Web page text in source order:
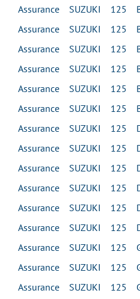
Assurance SUZUKI 125
Assurance SUZUKI 125
Assurance SUZUKI 125
Assurance SUZUKI 125
Assurance SUZUKI 125
Assurance SUZUKI 125
Assurance SUZUKI 125
Assurance SUZUKI 125
Assurance SUZUKI 125
Assurance SUZUKI 125
Assurance SUZUKI 125
Assurance SUZUKI 125
Assurance SUZUKI 125
Assurance SUZUKI 125
Assurance SUZUKI 125